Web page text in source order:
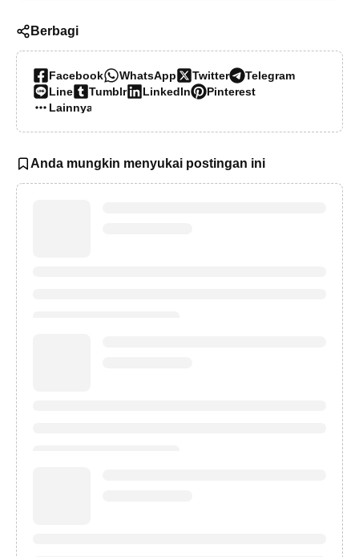
Berbagi
Facebook WhatsApp Twitter
Telegram
Line
Tumblr LinkedIn
Pinterest
Lainnya…
Anda mungkin menyukai postingan ini